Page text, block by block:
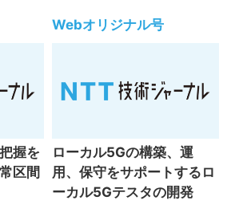
掲載月毎記事
サイトマップ
握を
区間
Webオリジナル号
ローカル5Gの構築、運
用、保守をサポートするロ
ーカル5Gテスタの開発